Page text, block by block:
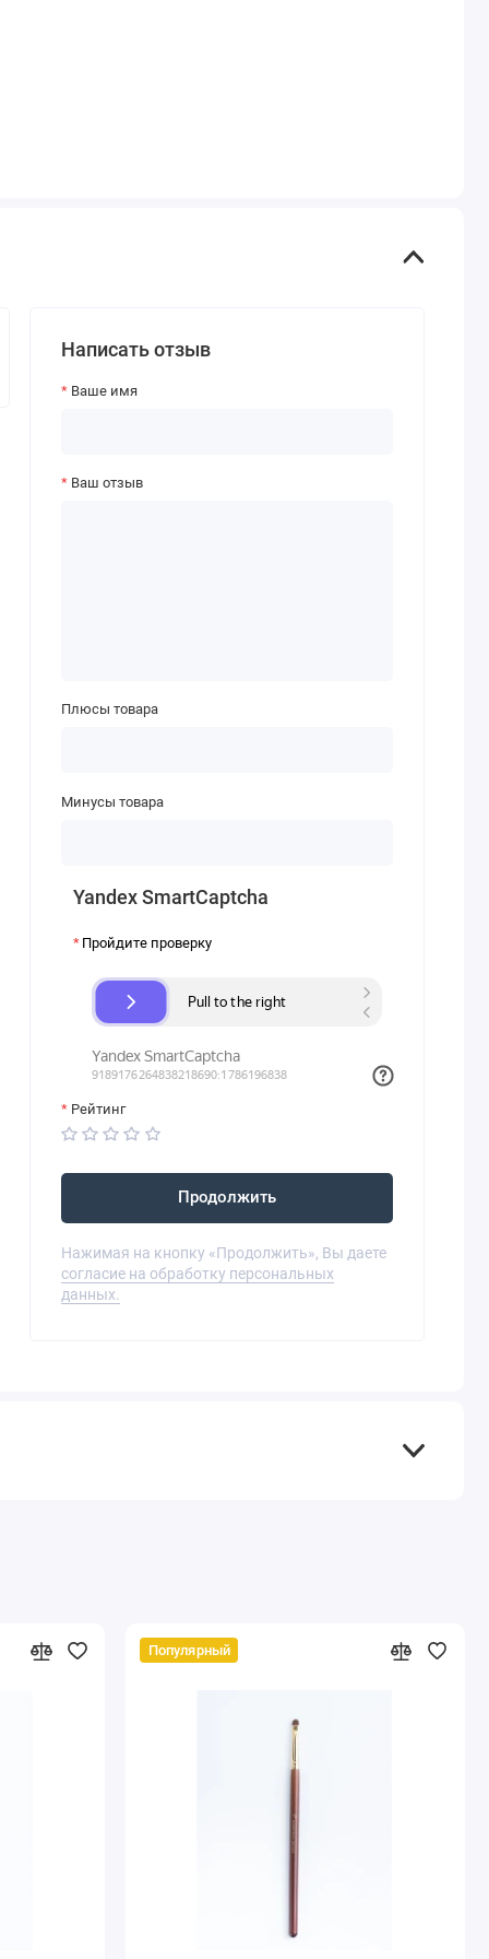
Написать отзыв
Ваше имя
Ваш отзыв
Плюсы товара
Минусы товара
Yandex SmartCaptcha
Пройдите проверку
Рейтинг
Продолжить
Нажимая на кнопку «Продолжить», Вы даете
согласие на обработку персональных
данных.
Популярный